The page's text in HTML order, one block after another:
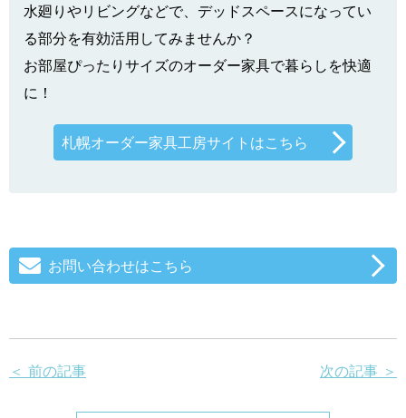
水廻りやリビングなどで、デッドスペースになってい
る部分を有効活用してみませんか？
お部屋ぴったりサイズのオーダー家具で暮らしを快適
に！
札幌オーダー家具工房サイトはこちら
お問い合わせはこちら
＜ 前の記事 次の記事 ＞